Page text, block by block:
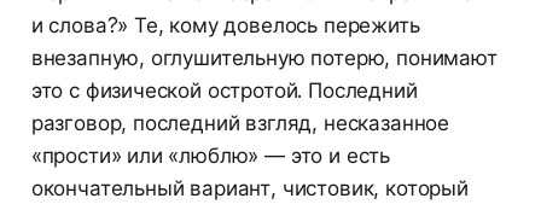
и слова?» Те, кому довелось пережить
внезапную, оглушительную потерю, понимают
это с физической остротой. Последний
разговор, последний взгляд, несказанное
«прости» или «люблю» — это и есть
окончательный вариант, чистовик, который